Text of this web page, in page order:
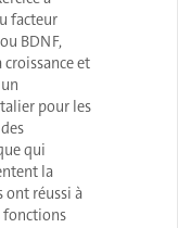
facteur
BDNF,
et
pour les
qui
la
ont réussi à
fonctions